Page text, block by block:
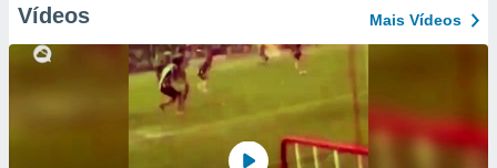
Vídeos Mais Vídeos